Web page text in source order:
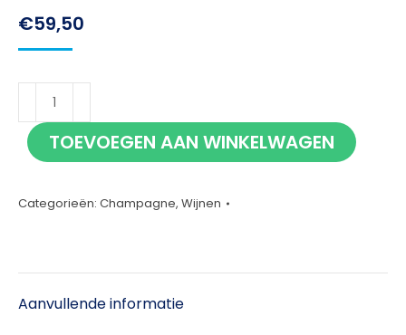
€59,50
Moët
Chandon
Nectar
75cl
TOEVOEGEN AAN WINKELWAGEN
Categorieën: Champagne, Wijnen
Aanvullende informatie